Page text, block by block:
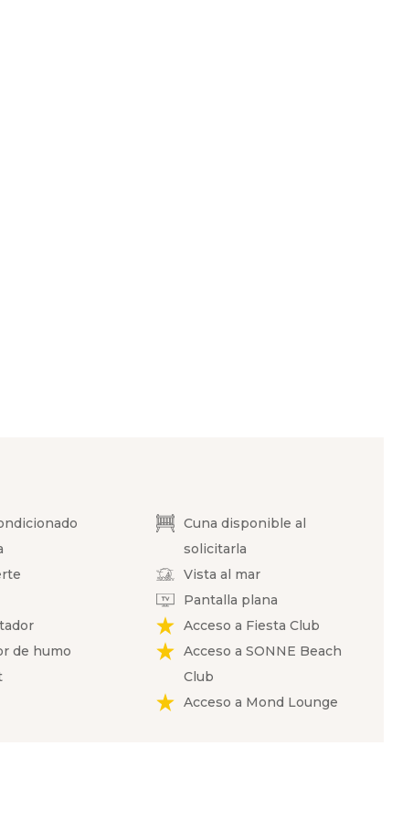
de humo
Cuna disponible al
solicitarla
Vista al mar
Pantalla plana
Acceso a Fiesta Club
Acceso a SONNE Beach
Club
Acceso a Mond Lounge